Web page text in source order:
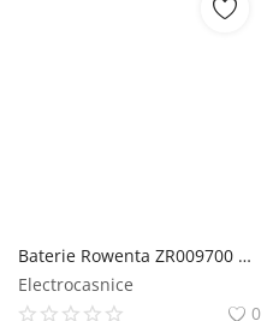
Baterie Rowenta ZR009700 22V Lithium-Ion autonomie pana la 35 minute compatibil cu gama de aspiratoare X-Force Flex 8.60 seriile RH96xx rowenta
Electrocasnice
0